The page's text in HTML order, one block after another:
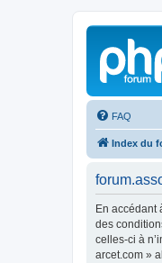
FAQ
Index du
En accédant
des
celles-ci à
arcet.com »